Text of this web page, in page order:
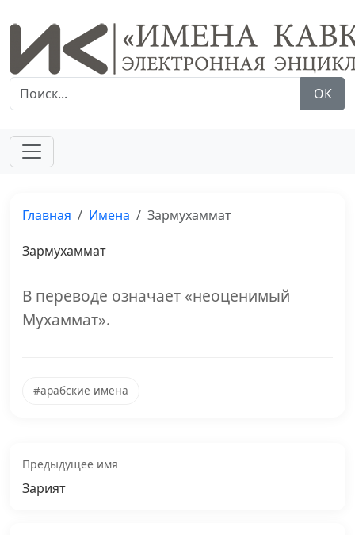
ОК
Главная Имена Зармухаммат
Зармухаммат
В переводе означает «неоценимый
Мухаммат».
#арабские имена
Предыдущее имя
Зарият